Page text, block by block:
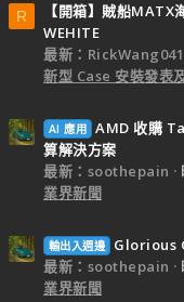
R
【開箱】賊船MATX
WEHITE
最新：
新型 Case 安裝發表
AI 應用 AMD 收購
算解決方案
最新：soothepain
業界新聞
輸出入週邊
Glorious
最新：soothepain
業界新聞